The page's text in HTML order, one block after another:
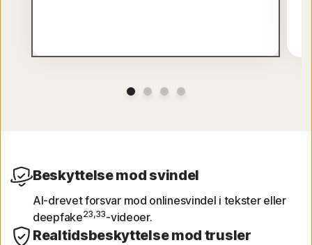
Beskyttelse mod svindel
AI-drevet forsvar mod onlinesvindel i tekster eller
deepfake23,33-videoer.
Realtidsbeskyttelse mod trusler